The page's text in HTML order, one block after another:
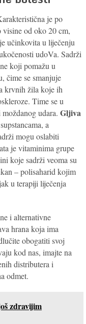
je po
od oko 20 cm,
učinkovita u liječenju
udoVa. Sadrži
koji pomažu u
čime se smanjuje
krvnih žila koje ih
Time se u
udara. Gljiva
a
mogu oslabiti
je vitaminima grupe
koje sadrži veoma su
– polisaharid kojim
u terapiji liječenja
i alternativne
hrana koja ima
obogatiti svoj
kod nas, imajte na
distributera i
odmet.
zdravijim